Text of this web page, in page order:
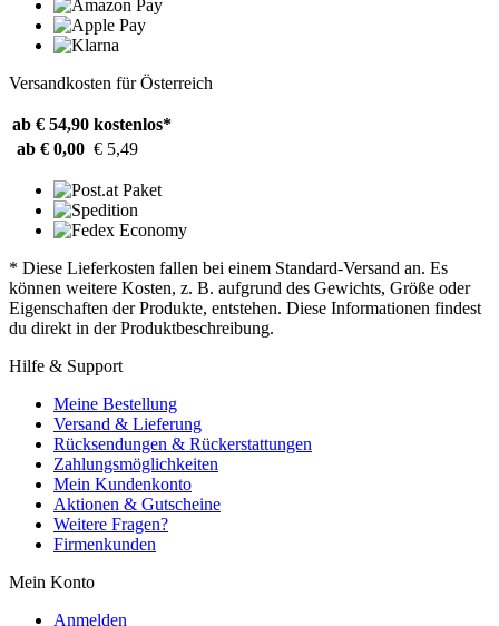
Versandkosten für Österreich
ab € 54,90 kostenlos*
ab € 0,00 € 5,49
* Diese Lieferkosten fallen bei einem Standard-Versand an. Es
können weitere Kosten, z. B. aufgrund des Gewichts, Größe oder
Eigenschaften der Produkte, entstehen. Diese Informationen findest
du direkt in der Produktbeschreibung.
Hilfe & Support
Meine Bestellung
Versand & Lieferung
Rücksendungen & Rückerstattungen
Zahlungsmöglichkeiten
Mein Kundenkonto
Aktionen & Gutscheine
Weitere Fragen?
Firmenkunden
Mein Konto
Anmelden